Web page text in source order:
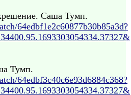
Саша Тумп.
64edbf1e2c60877b30b85a3d?
Тумп.
64edbf3c40c6e93d6884c368?